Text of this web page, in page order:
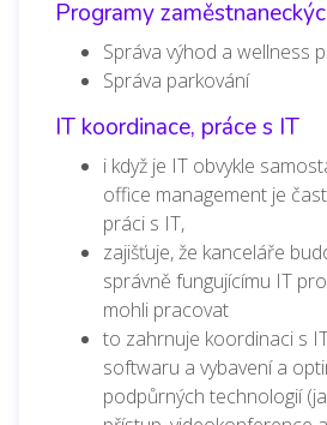
Programy
Správa výhod a wellness
Správa parkování
IT koordinace, práce s IT
i když je IT obvykle
office management je
práci s IT,
zajišťuje, že kanceláře
správně fungujícímu IT
mohli pracovat
to zahrnuje koordinaci s
softwaru a vybavení a
podpůrných technologií